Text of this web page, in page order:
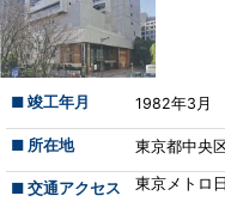
■ 竣工年月 1982年3月
■ 所在地 東京都中央
■ 交通アクセス 東京メトロ